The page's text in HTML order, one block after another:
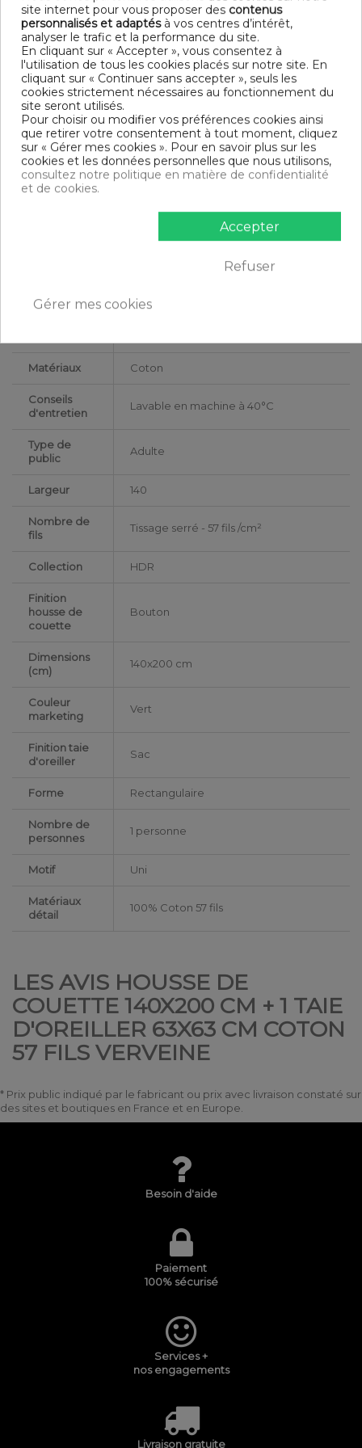
Tissage serré - 57 fils /cm²
DIMENSIONS & GUIDE
Housse de couette
140 x 200 cm : 1 personne
200 x 200 cm : 1-2 personnes
220 x 240 cm : 2 personnes
240 x 260 cm : 2 personnes
Taie d'oreiller (1 taie pour la taille 140 x 200 cm, 2 taies pour
les autres tailles)
CONTENU
1 housse de couette 140x200 cm Verveine
DESCRIPTIF TECHNIQUE
Certification Oeko-Tex®
Matériaux Coton
Conseils
d'entretien
Lavable en machine à 40°C
Type de
public
Adulte
Largeur 140
Nombre de
fils
Tissage serré - 57 fils /cm²
Collection HDR
Finition
housse de
couette
Bouton
Dimensions
(cm)
140x200 cm
Couleur
marketing
Vert
Finition taie
d'oreiller
Sac
Forme Rectangulaire
Nombre de
personnes
1 personne
Motif Uni
Matériaux
détail
100% Coton 57 fils
LES AVIS HOUSSE DE
COUETTE 140X200 CM + 1 TAIE
D'OREILLER 63X63 CM COTON
57 FILS VERVEINE
* Prix public indiqué par le fabricant ou prix avec livraison constaté sur
des sites et boutiques en France et en Europe.
Besoin d'aide
Paiement
100% sécurisé
Services +
nos engagements
Livraison gratuite
site internet pour vous proposer des contenus
personnalisés et adaptésà vos centres d’intérêt,
analyser le trafic et la performance du site.
En cliquant sur « Accepter », vous consentez à
l'utilisation de tous les cookies placés sur notre site. En
cliquant sur « Continuer sans accepter », seuls les
cookies strictement nécessaires au fonctionnement du
site seront utilisés.
Pour choisir ou modifier vos préférences cookies ainsi
que retirer votre consentement à tout moment, cliquez
sur « Gérer mes cookies ». Pour en savoir plus sur les
cookies et les données personnelles que nous utilisons,
consultez notre politique en matière de confidentialité
et de cookies.
Accepter
Refuser
Gérer mes cookies